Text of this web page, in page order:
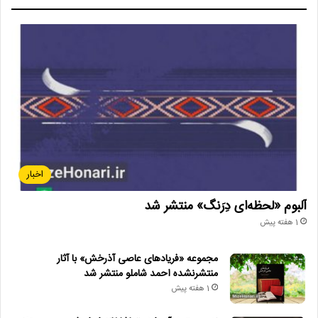
او در ادامه موسیقی متن مجموعه «خونه مادربزرگه» را هم اجرا کرد.
سپس ویدیویی از صحبت‌های طراح این تندیس و تغییرات اعمال شده
بر آن، پخش شد.
اخبار
آلبوم «لحظه‌ای دِرَنگ» منتشر شد
1 هفته پیش
مجموعه «فریادهای عاصی آذرخش» با آثار
منتشرنشده احمد شاملو منتشر شد
1 هفته پیش